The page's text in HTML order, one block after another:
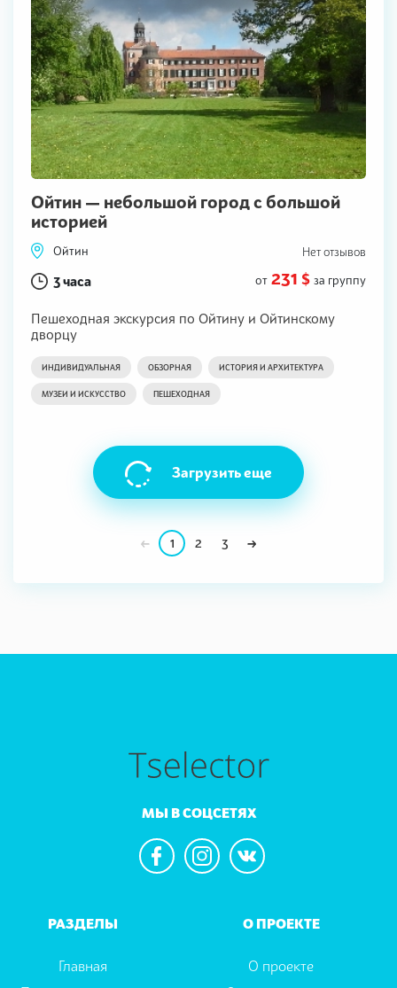
Ойтин — небольшой город с большой
историей
Ойтин Нет отзывов
3 часа от 231 $ за группу
Пешеходная экскурсия по Ойтину и Ойтинскому
дворцу
ИНДИВИДУАЛЬНАЯ ОБЗОРНАЯ ИСТОРИЯ И АРХИТЕКТУРА
МУЗЕИ И ИСКУССТВО ПЕШЕХОДНАЯ
Загрузить еще
1 2 3
РАЗДЕЛЫ
Главная
О ПРОЕКТЕ
О проекте
МЫ В СОЦСЕТЯХ